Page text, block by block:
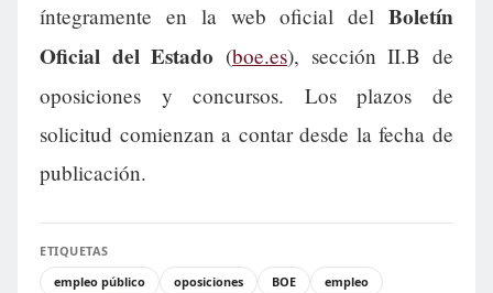
íntegramente en la web oficial del Boletín
Oficial del Estado (boe.es), sección II.B de
oposiciones y concursos. Los plazos de
solicitud comienzan a contar desde la fecha de
publicación.
ETIQUETAS
empleo público
oposiciones BOE
empleo